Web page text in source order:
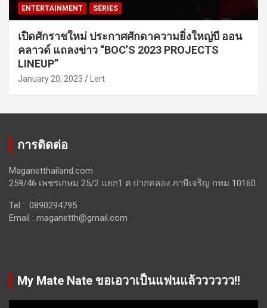
ENTERTAINMENT SERIES
เปิดศักราชใหม่ ประกาศศักดาความยิ่งใหญ่บี ออน
คลาวด์ แถลงข่าว “BOC’S 2023 PROJECTS
LINEUP”
January 20, 2023 Lert
การติดต่อ
Maganetthailand.com
259/46 เพชรเกษม 25/2 แยก1 ต.ปากคลอง ภาษีเจริญ กทม 10160
Tel : 0890294795
Email : maganetth@gmail.com
My Mate Nate ขอเอวาเป็นแฟนแล้วววววว!!